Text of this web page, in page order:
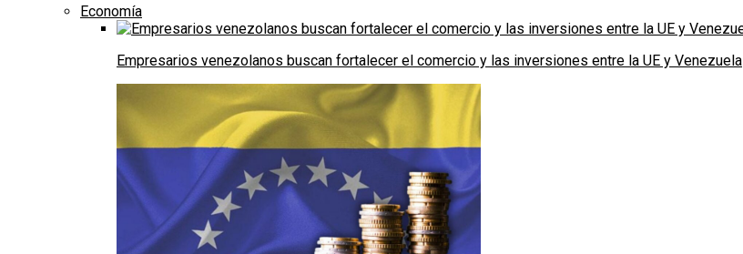
Economía
Empresarios venezolanos buscan fortalecer el comercio y las inversiones entre la UE y Venezuela